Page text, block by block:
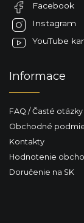
Facebook
Instagram
YouTube
Informace
FAQ / Časté otázky
Obchodné
Kontakty
Hodnotenie
Doručenie na SK